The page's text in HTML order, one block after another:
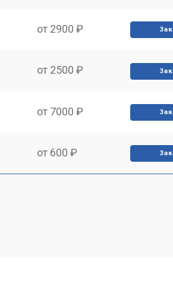
от 2900 ₽
от 2500 ₽
от 7000 ₽
от 600 ₽